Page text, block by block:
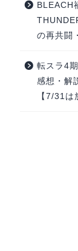
BLEACH
の再共闘
転スラ4
感想・解
【7/31は